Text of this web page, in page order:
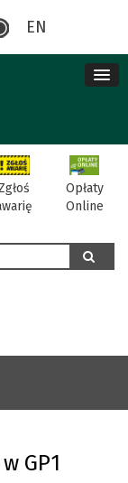
EN
Opłaty
Online
szukaj
GP1